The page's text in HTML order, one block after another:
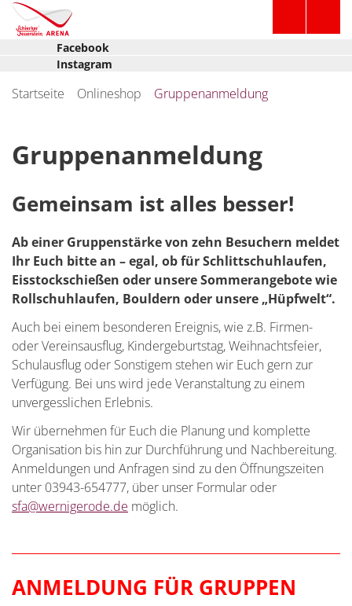
Facebook
Instagram
Startseite Onlineshop Gruppenanmeldung
Gruppenanmeldung
Gemeinsam ist alles besser!
Ab einer Gruppenstärke von zehn Besuchern meldet
Ihr Euch bitte an – egal, ob für Schlittschuhlaufen,
Eisstockschießen oder unsere Sommerangebote wie
Rollschuhlaufen, Bouldern oder unsere „Hüpfwelt“.
Auch bei einem besonderen Ereignis, wie z.B. Firmen-
oder Vereinsausflug, Kindergeburtstag, Weihnachtsfeier,
Schulausflug oder Sonstigem stehen wir Euch gern zur
Verfügung. Bei uns wird jede Veranstaltung zu einem
unvergesslichen Erlebnis.
Wir übernehmen für Euch die Planung und komplette
Organisation bis hin zur Durchführung und Nachbereitung.
Anmeldungen und Anfragen sind zu den Öffnungszeiten
unter 03943-654777, über unser Formular oder
sfa@wernigerode.de möglich.
ANMELDUNG FÜR GRUPPEN